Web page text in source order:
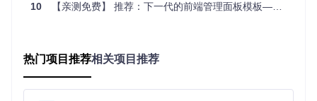
易用性：开箱即用的示例页面和清晰的代码结构，使得上
快速启动
10 【亲测免费】 推荐：下一代的前端管理面板模板——Next.js 14 Admin Dashboard
热门项目推荐相关项目推荐